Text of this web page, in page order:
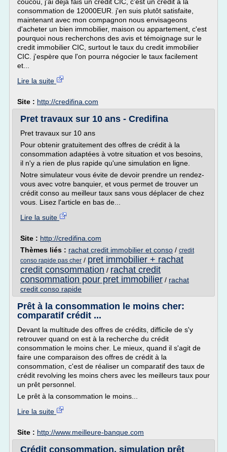
consommation de 12000EUR. j'en suis plutôt satisfaite,
maintenant avec mon compagnon nous envisageons
d'acheter un bien immobilier, maison ou appartement, c'est
pourquoi nous recherchons des avis et témoignage sur le
credit immobilier CIC, surtout le taux du credit immobilier
CIC. j'espère que l'on pourra négocier le taux facilement
et...
Lire la suite
Site : http://credifina.com
Pret travaux sur 10 ans - Credifina
Pret travaux sur 10 ans
Pour obtenir gratuitement des offres de crédit à la
consommation adaptées à votre situation et vos besoins,
il n'y a rien de plus rapide qu'une simulation en ligne.
Notre simulateur vous évite de devoir prendre un rendez-
vous avec votre banquier, et vous permet de trouver un
crédit conso au meilleur taux sans vous déplacer de chez
vous. Lisez l'article en bas de...
Lire la suite
Site : http://credifina.com
Thèmes liés : rachat credit immobilier et conso / credit
conso rapide pas cher / pret immobilier + rachat
credit consommation / rachat credit
consommation pour pret immobilier / rachat
credit conso rapide
Prêt à la consommation le moins cher:
comparatif crédit ...
Devant la multitude des offres de crédits, difficile de s'y
retrouver quand on est à la recherche du crédit
consommation le moins cher. Le mieux, quand il s'agit de
faire une comparaison des offres de crédit à la
consommation, c'est de réaliser un comparatif des taux de
crédit revolving les moins chers avec les meilleurs taux pour
un prêt personnel.
Le prêt à la consommation le moins...
Lire la suite
Site : http://www.meilleure-banque.com
Crédit consommation, simulation prêt